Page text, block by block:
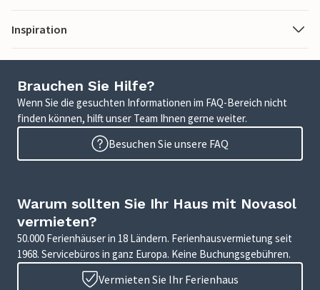
Inspiration
Brauchen Sie Hilfe?
Wenn Sie die gesuchten Informationen im FAQ-Bereich nicht
finden können, hilft unser Team Ihnen gerne weiter.
Besuchen Sie unsere FAQ
Warum sollten Sie Ihr Haus mit Novasol
vermieten?
50.000 Ferienhäuser in 18 Ländern. Ferienhausvermietung seit
1968. Servicebüros in ganz Europa. Keine Buchungsgebühren.
Vermieten Sie Ihr Ferienhaus